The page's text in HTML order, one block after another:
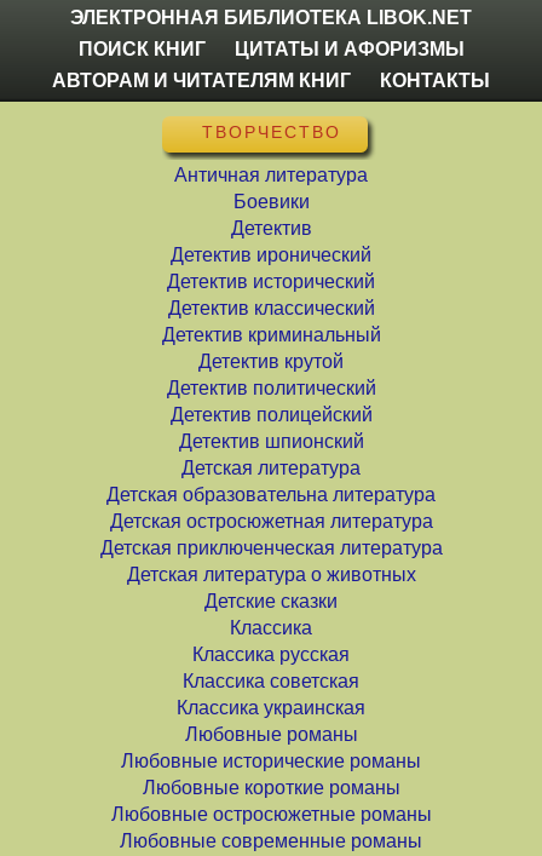
ЭЛЕКТРОННАЯ БИБЛИОТЕКА LIBOK.NET
ПОИСК КНИГ
ЦИТАТЫ И АФОРИЗМЫ
АВТОРАМ И ЧИТАТЕЛЯМ КНИГ
КОНТАКТЫ
ТВОРЧЕСТВО
Античная литература
Боевики
Детектив
Детектив иронический
Детектив исторический
Детектив классический
Детектив криминальный
Детектив крутой
Детектив политический
Детектив полицейский
Детектив шпионский
Детская литература
Детская образовательна литература
Детская остросюжетная литература
Детская приключенческая литература
Детская литература о животных
Детские сказки
Классика
Классика русская
Классика советская
Классика украинская
Любовные романы
Любовные исторические романы
Любовные короткие романы
Любовные остросюжетные романы
Любовные современные романы